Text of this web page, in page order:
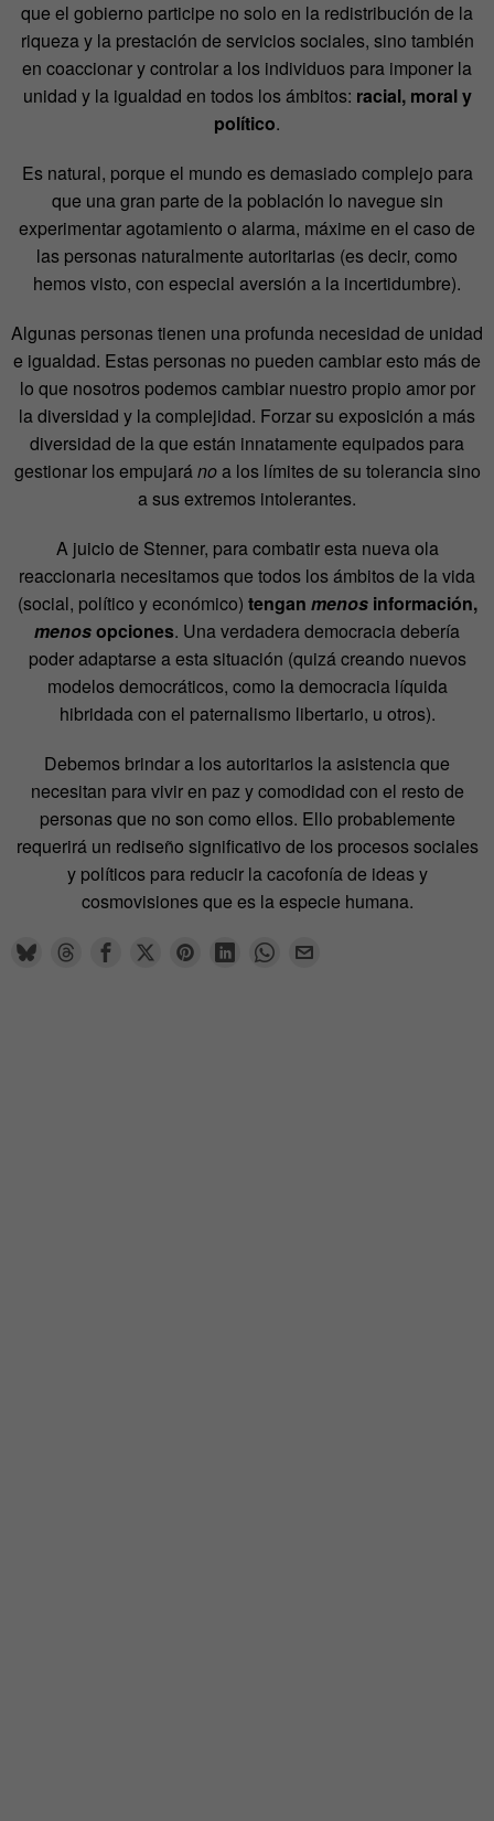
que el gobierno participe no solo en la redistribución de la
riqueza y la prestación de servicios sociales, sino también
en coaccionar y controlar a los individuos para imponer la
unidad y la igualdad en todos los ámbitos: racial, moral y
político.
Es natural, porque el mundo es demasiado complejo para
que una gran parte de la población lo navegue sin
experimentar agotamiento o alarma, máxime en el caso de
las personas naturalmente autoritarias (es decir, como
hemos visto, con especial aversión a la incertidumbre).
Algunas personas tienen una profunda necesidad de unidad
e igualdad. Estas personas no pueden cambiar esto más de
lo que nosotros podemos cambiar nuestro propio amor por
la diversidad y la complejidad. Forzar su exposición a más
diversidad de la que están innatamente equipados para
gestionar los empujará noa los límites de su tolerancia sino
a sus extremos intolerantes.
A juicio de Stenner, para combatir esta nueva ola
reaccionaria necesitamos que todos los ámbitos de la vida
(social, político y económico) tengan menosinformación,
menosopciones. Una verdadera democracia debería
poder adaptarse a esta situación (quizá creando nuevos
modelos democráticos, como la democracia líquida
hibridada con el paternalismo libertario, u otros).
Debemos brindar a los autoritarios la asistencia que
necesitan para vivir en paz y comodidad con el resto de
personas que no son como ellos. Ello probablemente
requerirá un rediseño significativo de los procesos sociales
y políticos para reducir la cacofonía de ideas y
cosmovisiones que es la especie humana.